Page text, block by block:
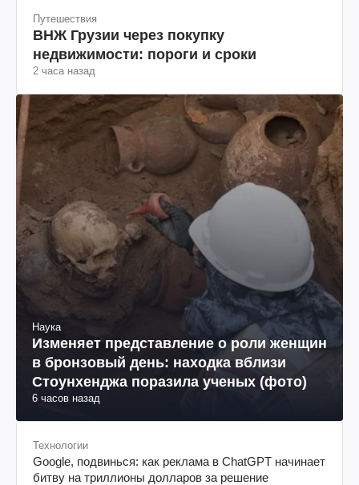
Путешествия
ВНЖ Грузии через покупку
недвижимости: пороги и сроки
2 часа назад
Наука
Изменяет представление о роли женщин
в бронзовый день: находка вблизи
Стоунхенджа поразила ученых (фото)
6 часов назад
Технологии
Google, подвинься: как реклама в ChatGPT начинает
битву на триллионы долларов за решение